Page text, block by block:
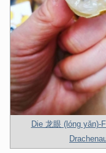
Die 龙眼 (lóng yǎn)-